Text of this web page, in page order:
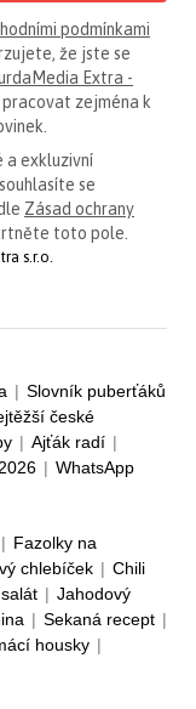
podmínkami
že jste se
Extra -
pracovat zejména k
a exkluzivní
se
Zásad ochrany
toto pole.
s.r.o.
| Slovník puberťáků
české
| Ajťák radí |
| WhatsApp
| Fazolky na
chlebíček | Chili
| Jahodový
| Sekaná recept |
housky |